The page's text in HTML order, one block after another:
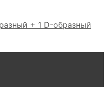
+ 1 D-образный